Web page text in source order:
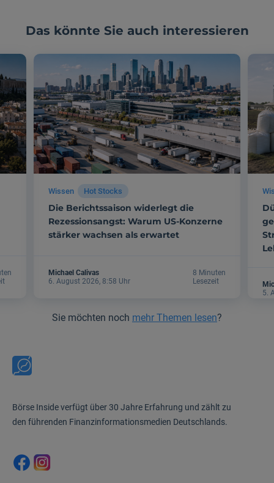
Das könnte Sie auch interessieren
Wissen Hot Stocks
Die Berichtssaison widerlegt die
Rezessionsangst: Warum US-Konzerne
stärker wachsen als erwartet
Michael Calivas
6. August 2026, 8:58 Uhr
8 Minuten
Lesezeit
5.
Sie möchten noch mehr Themen lesen?
Börse Inside verfügt über 30 Jahre Erfahrung und zählt zu
den führenden Finanzinformationsmedien Deutschlands.